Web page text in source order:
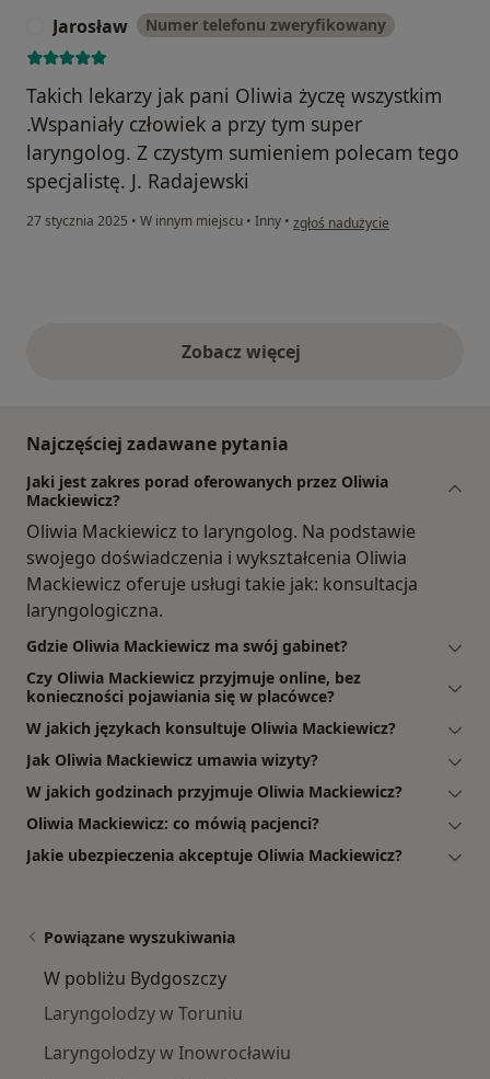
Jarosław Numer telefonu zweryfikowany
Takich lekarzy jak pani Oliwia życzę wszystkim
.Wspaniały człowiek a przy tym super
laryngolog. Z czystym sumieniem polecam tego
specjalistę. J. Radajewski
27 stycznia 2025 • W innym miejscu • Inny • w opinii użytkownika Jarosław
zgłoś nadużycie
Zobacz więcejopinie powyżej
Najczęściej zadawane pytania
Jaki jest zakres porad oferowanych przez Oliwia
Mackiewicz?
Oliwia Mackiewicz to laryngolog. Na podstawie
swojego doświadczenia i wykształcenia Oliwia
Mackiewicz oferuje usługi takie jak: konsultacja
laryngologiczna.
Gdzie Oliwia Mackiewicz ma swój gabinet?
Czy Oliwia Mackiewicz przyjmuje online, bez
konieczności pojawiania się w placówce?
W jakich językach konsultuje Oliwia Mackiewicz?
Jak Oliwia Mackiewicz umawia wizyty?
W jakich godzinach przyjmuje Oliwia Mackiewicz?
Oliwia Mackiewicz: co mówią pacjenci?
Jakie ubezpieczenia akceptuje Oliwia Mackiewicz?
Powiązane wyszukiwania
W pobliżu Bydgoszczy
Laryngolodzy w Toruniu
Laryngolodzy w Inowrocławiu